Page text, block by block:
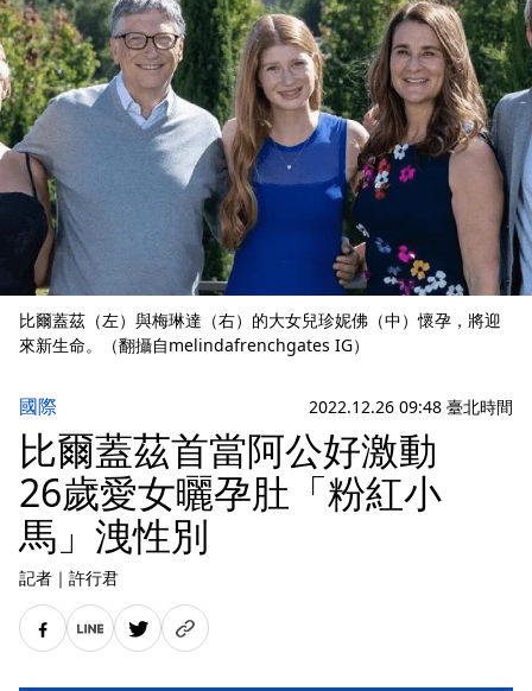
比爾蓋茲（左）與梅琳達（右）的大女兒珍妮佛（中）懷孕，將迎
來新生命。（翻攝自melindafrenchgates IG）
國際 2022.12.26 09:48 臺北時間
比爾蓋茲首當阿公好激動
26歲愛女曬孕肚「粉紅小
馬」洩性別
記者 ｜ 許行君